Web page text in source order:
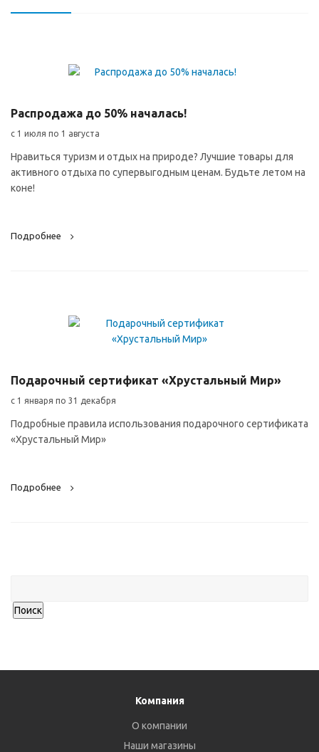
Распродажа до 50% началась!
с 1 июля по 1 августа
Нравиться туризм и отдых на природе? Лучшие товары для
активного отдыха по супервыгодным ценам. Будьте летом на
коне!
Подробнее
Подарочный сертификат «Хрустальный Мир»
с 1 января по 31 декабря
Подробные правила использования подарочного сертификата
«Хрустальный Мир»
Подробнее
Компания
О компании
Наши магазины